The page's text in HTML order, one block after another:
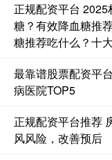
正规配资平台
糖？有效降血糖推
糖推荐吃什么？十
最靠谱股票配资平
病医院TOP5
正规配资平台推荐
风风险，改善预后